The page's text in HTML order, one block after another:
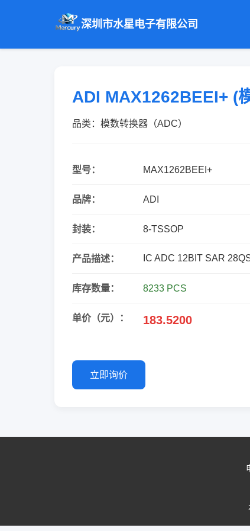
深圳市水星电子有限公司
ADI MAX1262BEEI+ (
品类：模数转换器（ADC）
型号： MAX1262BEEI+
品牌： ADI
封装： 8-TSSOP
产品描述： IC ADC 12BIT SAR
库存数量： 8233 PCS
单价（元）： 183.5200
立即询价